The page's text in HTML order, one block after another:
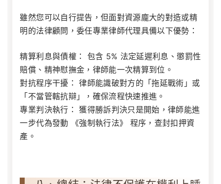
雖然您可以自行提告，但面對資源龐大的對造或精
明的法律顧問，委任專業律師代理具備以下優勢：
精算利息與債權：
包含 5% 法定延遲利息、懲罰性
賠償、精神慰撫金，律師能一次精算到位。
對抗程序干擾： 律師能識破對方的「拖延戰術」或
「不當管轄抗辯」，確保流程快速推進。
專業判決執行： 獲得勝訴判決只是開始，律師能進
一步代為發動
《強制執行法》
程序，查封扣押資
產。